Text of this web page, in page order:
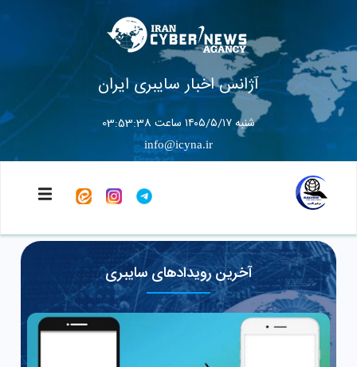
آژانس اخبار سایبری ایران
شنبه ۱۴۰۵/۵/۱۷ ساعت 03:53:40
info@icyna.ir
آخرین رویدادهای سایبری